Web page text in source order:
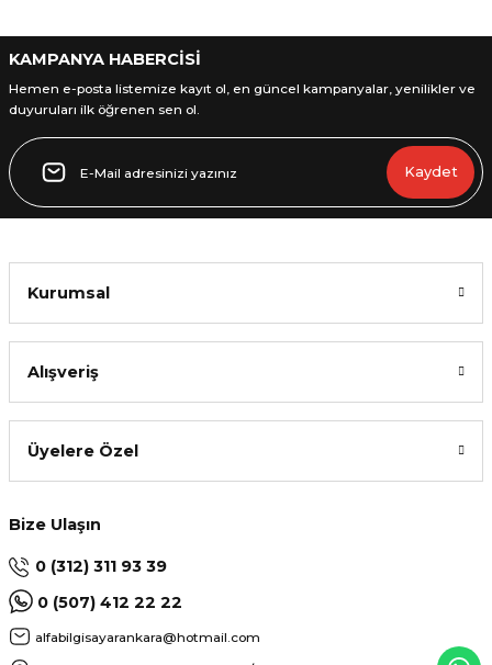
Gönder
KAMPANYA HABERCİSİ
Hemen e-posta listemize kayıt ol, en güncel kampanyalar, yenilikler ve
duyuruları ilk öğrenen sen ol.
Kaydet
Kurumsal
Alışveriş
Üyelere Özel
Bize Ulaşın
0 (312) 311 93 39
0 (507) 412 22 22
alfabilgisayarankara@hotmail.com